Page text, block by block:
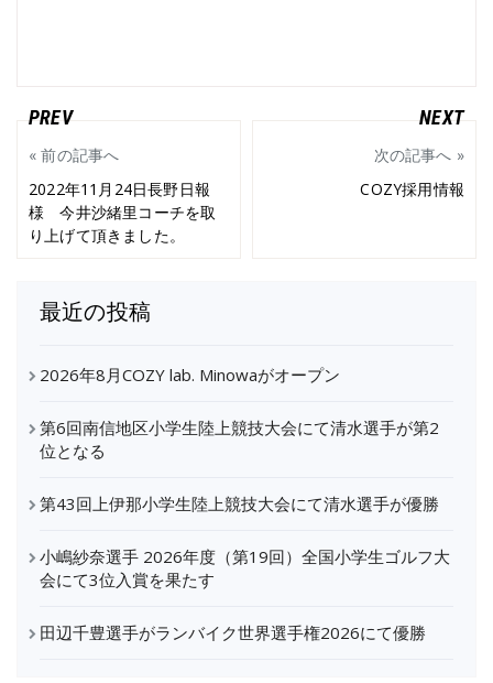
« 前の記事へ
2022年11月24日長野日報
様 今井沙緒里コーチを取
り上げて頂きました。
次の記事へ »
COZY採用情報
最近の投稿
2026年8月COZY lab. Minowaがオープン
第6回南信地区小学生陸上競技大会にて清水選手が第2
位となる
第43回上伊那小学生陸上競技大会にて清水選手が優勝
小嶋紗奈選手 2026年度（第19回）全国小学生ゴルフ大
会にて3位入賞を果たす
田辺千豊選手がランバイク世界選手権2026にて優勝